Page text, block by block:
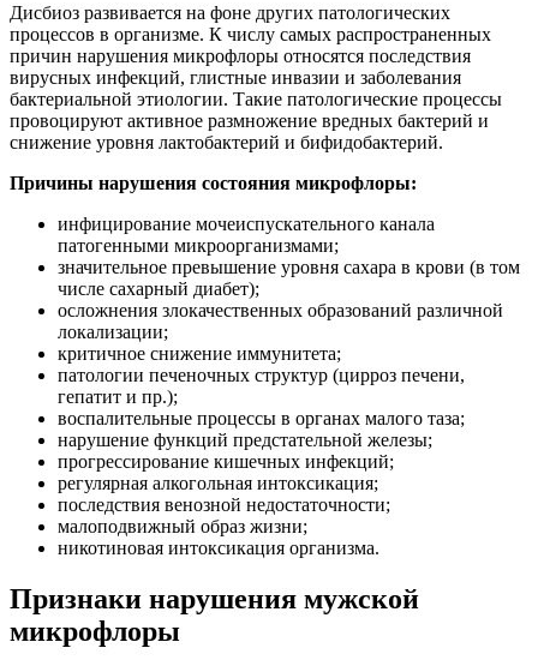
Дисбиоз развивается на фоне других патологических
процессов в организме. К числу самых распространенных
причин нарушения микрофлоры относятся последствия
вирусных инфекций, глистные инвазии и заболевания
бактериальной этиологии. Такие патологические процессы
провоцируют активное размножение вредных бактерий и
снижение уровня лактобактерий и бифидобактерий.
Причины нарушения состояния микрофлоры:
инфицирование мочеиспускательного канала
патогенными микроорганизмами;
значительное превышение уровня сахара в крови (в том
числе сахарный диабет);
осложнения злокачественных образований различной
локализации;
критичное снижение иммунитета;
патологии печеночных структур (цирроз печени,
гепатит и пр.);
воспалительные процессы в органах малого таза;
нарушение функций предстательной железы;
прогрессирование кишечных инфекций;
регулярная алкогольная интоксикация;
последствия венозной недостаточности;
малоподвижный образ жизни;
никотиновая интоксикация организма.
Признаки нарушения мужской
микрофлоры